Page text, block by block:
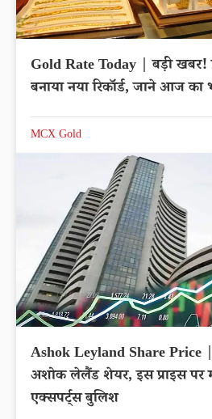
Gold Rate Today | बड़ी खबर!
बनाया नया रिकॉर्ड, जाने आज का
MCX Gold
Ashok Leyland Share Price
अशोक लेलैंड शेयर, इस प्राइस पर
एक्सपर्ट्स बुलिश